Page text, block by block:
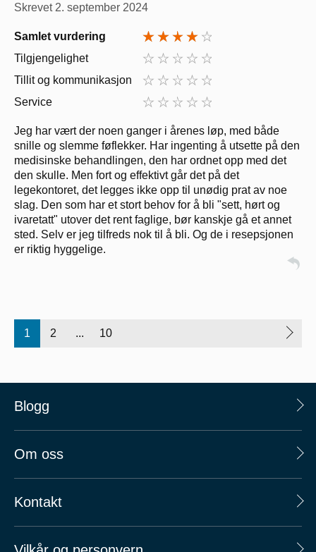
Skrevet 2. september 2024
Samlet vurdering
Tilgjengelighet
Tillit og kommunikasjon
Service
Jeg har vært der noen ganger i årenes løp, med både
snille og slemme føflekker. Har ingenting å utsette på den
medisinske behandlingen, den har ordnet opp med det
den skulle. Men fort og effektivt går det på det
legekontoret, det legges ikke opp til unødig prat av noe
slag. Den som har et stort behov for å bli "sett, hørt og
ivaretatt" utover det rent faglige, bør kanskje gå et annet
sted. Selv er jeg tilfreds nok til å bli. Og de i resepsjonen
er riktig hyggelige.
1 2 ... 10
Blogg
Om oss
Kontakt